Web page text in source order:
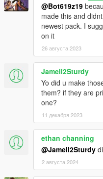
@Bot619z19
made this and
newest pack. I
on it
26 августа 2023
Jamell2Sturdy
Yo did u make
them? if they are
one?
11 декабря 2023
ethan channing
@Jamell2Sturdy
2 августа 2024